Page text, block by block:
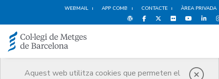
WEBMAIL APP COMB CONTACTE ÀREA PRIVADA
Aquest web utilitza cookies que permeten el